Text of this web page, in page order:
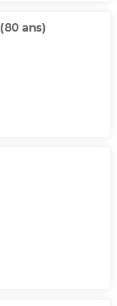
(80 ans)